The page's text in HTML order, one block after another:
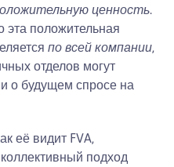
ценность.
эта положительная
по всей компании,
отделов могут
о будущем спросе на
её видит FVA,
подход